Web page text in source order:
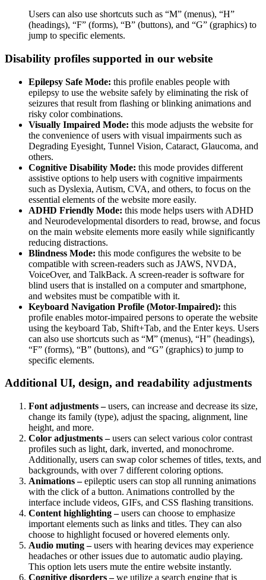
Users can also use shortcuts such as “M” (menus), “H”
(headings), “F” (forms), “B” (buttons), and “G” (graphics) to
jump to specific elements.
Disability profiles supported in our website
Epilepsy Safe Mode: this profile enables people with
epilepsy to use the website safely by eliminating the risk of
seizures that result from flashing or blinking animations and
risky color combinations.
Visually Impaired Mode: this mode adjusts the website for
the convenience of users with visual impairments such as
Degrading Eyesight, Tunnel Vision, Cataract, Glaucoma, and
others.
Cognitive Disability Mode: this mode provides different
assistive options to help users with cognitive impairments
such as Dyslexia, Autism, CVA, and others, to focus on the
essential elements of the website more easily.
ADHD Friendly Mode: this mode helps users with ADHD
and Neurodevelopmental disorders to read, browse, and focus
on the main website elements more easily while significantly
reducing distractions.
Blindness Mode: this mode configures the website to be
compatible with screen-readers such as JAWS, NVDA,
VoiceOver, and TalkBack. A screen-reader is software for
blind users that is installed on a computer and smartphone,
and websites must be compatible with it.
Keyboard Navigation Profile (Motor-Impaired): this
profile enables motor-impaired persons to operate the website
using the keyboard Tab, Shift+Tab, and the Enter keys. Users
can also use shortcuts such as “M” (menus), “H” (headings),
“F” (forms), “B” (buttons), and “G” (graphics) to jump to
specific elements.
Additional UI, design, and readability adjustments
Font adjustments –users, can increase and decrease its size,
change its family (type), adjust the spacing, alignment, line
height, and more.
Color adjustments –users can select various color contrast
profiles such as light, dark, inverted, and monochrome.
Additionally, users can swap color schemes of titles, texts, and
backgrounds, with over 7 different coloring options.
Animations –epileptic users can stop all running animations
with the click of a button. Animations controlled by the
interface include videos, GIFs, and CSS flashing transitions.
Content highlighting –users can choose to emphasize
important elements such as links and titles. They can also
choose to highlight focused or hovered elements only.
Audio muting –users with hearing devices may experience
headaches or other issues due to automatic audio playing.
This option lets users mute the entire website instantly.
Cognitive disorders –we utilize a search engine that is